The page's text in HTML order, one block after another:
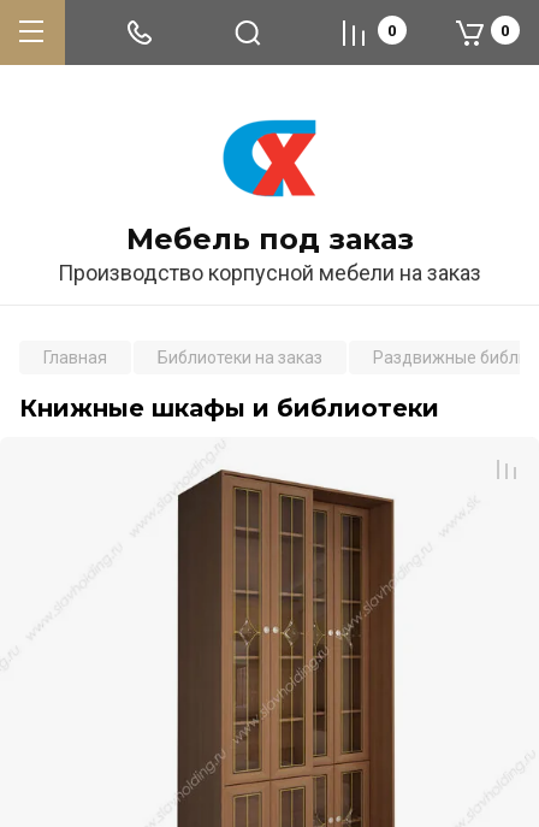
Мебель под заказ
Производство корпусной мебели на заказ
0 0
Главная Библиотеки на заказ Раздвижные
Книжные шкафы и библиотеки